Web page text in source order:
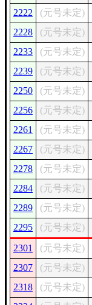
2222
(元号未定)
2228
(元号未定)
2233
(元号未定)
2239
(元号未定)
2250
(元号未定)
2256
(元号未定)
2261
(元号未定)
2267
(元号未定)
2278
(元号未定)
2284
(元号未定)
2289
(元号未定)
2295
(元号未定)
2301
(元号未定)
2307
(元号未定)
2318
(元号未定)